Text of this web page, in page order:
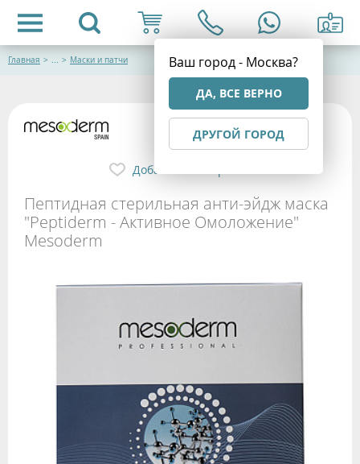
Ваш город - Москва?
ДА, ВСЕ ВЕРНО
ДРУГОЙ ГОРОД
Главная > ... > Маски и патчи
Пептидная стерильная анти-эйдж маска
"Peptiderm - Активное Омоложение"
Mesoderm
Добавить в избранное